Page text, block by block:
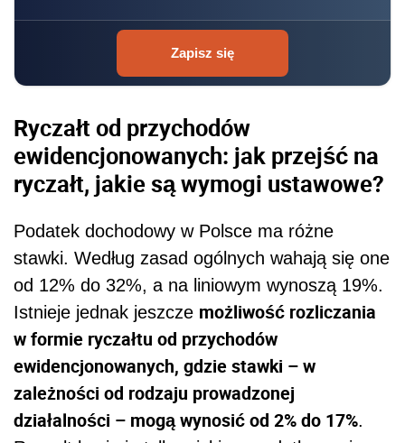
Zapisz się
Ryczałt od przychodów
ewidencjonowanych: jak przejść na
ryczałt, jakie są wymogi ustawowe?
Podatek dochodowy w Polsce ma różne
stawki. Według zasad ogólnych wahają się one
od 12% do 32%, a na liniowym wynoszą 19%.
Istnieje jednak jeszcze możliwość rozliczania
w formie ryczałtu od przychodów
ewidencjonowanych, gdzie stawki – w
zależności od rodzaju prowadzonej
działalności – mogą wynosić od 2% do 17%.